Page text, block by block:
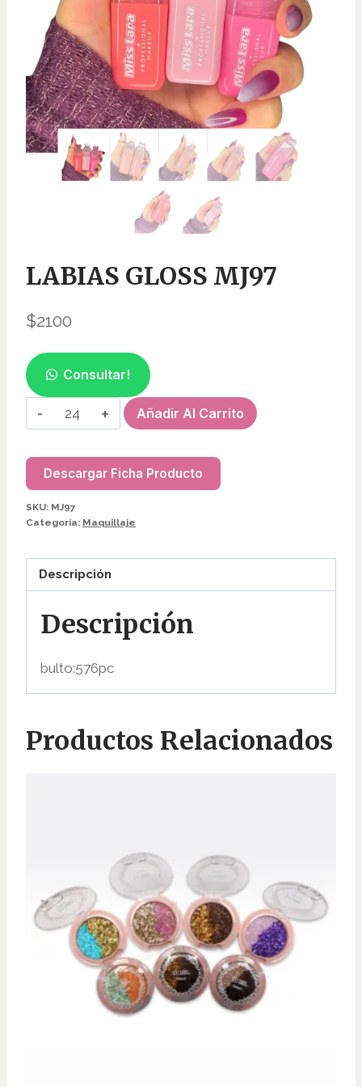
LABIAS GLOSS MJ97
$2100
Consultar!
LABIAS
GLOSS
cantidad
Añadir Al Carrito
Descargar Ficha Producto
SKU: MJ97
Categoría: Maquillaje
Descripción
Descripción
bulto:576pc
Productos Relacionados